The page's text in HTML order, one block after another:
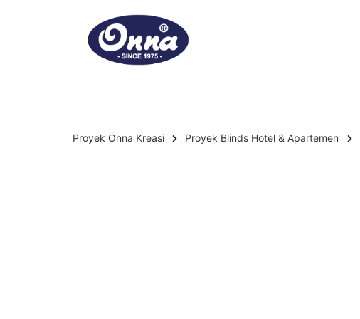
Proyek Onna Kreasi Proyek Blinds Hotel & Apartemen